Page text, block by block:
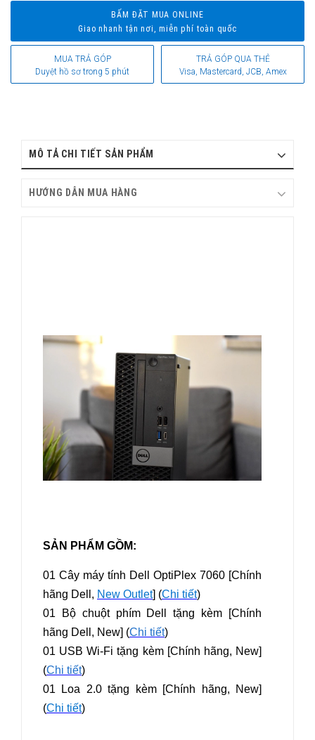
BẤM ĐẶT MUA ONLINE
Giao nhanh tận nơi, miễn phí toàn quốc
MUA TRẢ GÓP
Duyệt hồ sơ trong 5 phút
TRẢ GÓP QUA THẺ
Visa, Mastercard, JCB, Amex
MÔ TẢ CHI TIẾT SẢN PHẨM
HƯỚNG DẪN MUA HÀNG
SẢN PHẨM GỒM:
01 Cây máy tính Dell OptiPlex 7060 [Chính
hãng Dell, New Outlet] (Chi tiết)
01 Bộ chuột phím Dell tặng kèm [Chính
hãng Dell, New] (Chi tiết)
01 USB Wi-Fi tặng kèm [Chính hãng, New]
(Chi tiết)
01 Loa 2.0 tặng kèm [Chính hãng, New]
(Chi tiết)